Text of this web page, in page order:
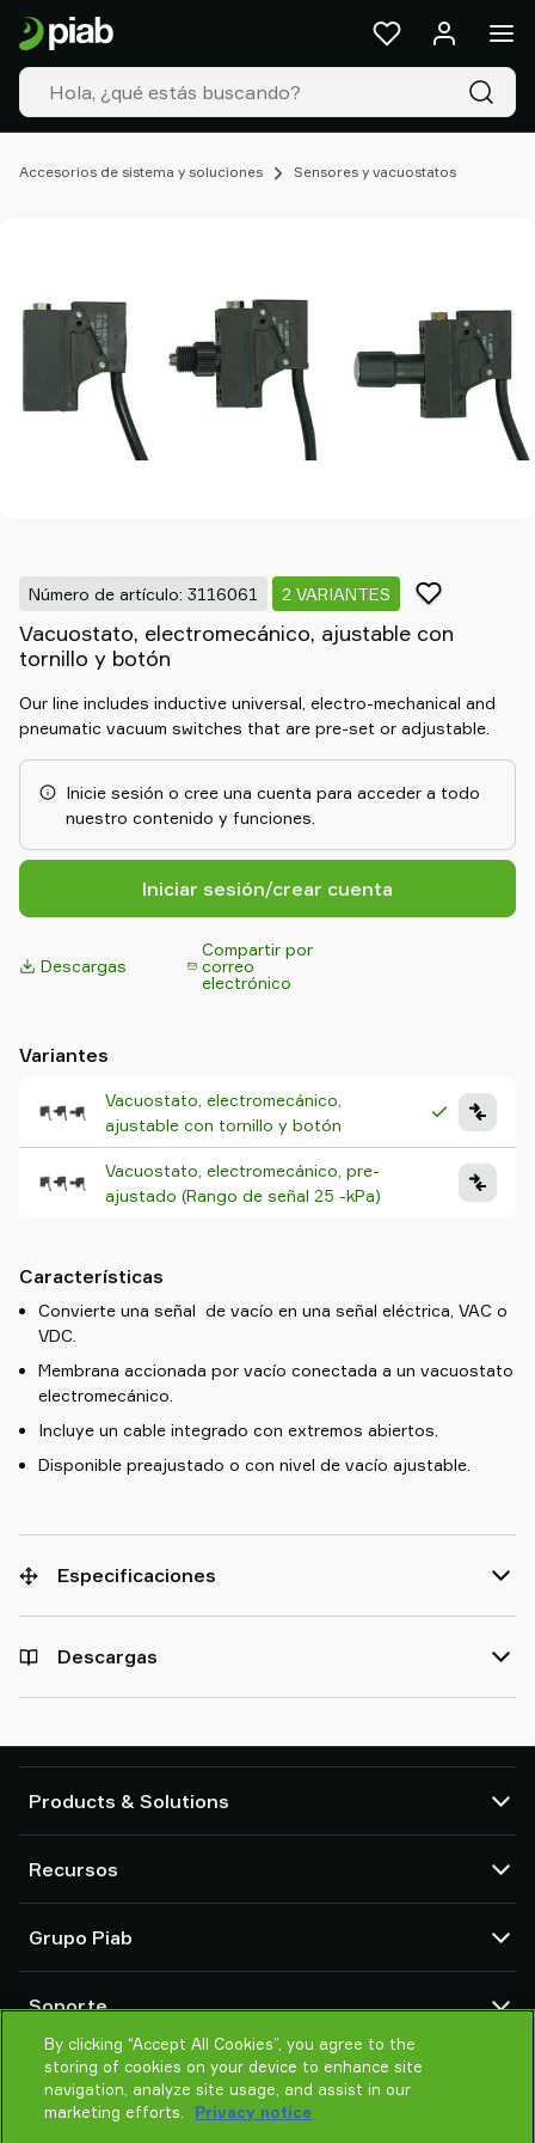
Accesorios de sistema y soluciones Sensores y vacuostatos
Número de artículo: 3116061 2 VARIANTES
Vacuostato, electromecánico, ajustable con
tornillo y botón
Our line includes inductive universal, electro-mechanical and
pneumatic vacuum switches that are pre-set or adjustable.
Inicie sesión o cree una cuenta para acceder a todo
nuestro contenido y funciones.
Iniciar sesión/crear cuenta
Descargas
Compartir por
correo
electrónico
Variantes
Vacuostato, electromecánico,
ajustable con tornillo y botón
Vacuostato, electromecánico, pre-
ajustado (Rango de señal 25 -kPa)
Características
Convierte una señal de vacío en una señal eléctrica, VAC o
VDC.
Membrana accionada por vacío conectada a un vacuostato
electromecánico.
Incluye un cable integrado con extremos abiertos.
Disponible preajustado o con nivel de vacío ajustable.
Especificaciones
Descargas
Products & Solutions
Ventosas y sistemas de agarre delicado
Componentes de herramientas de final de brazo (EOAT) para robots
Soluciones de agarre para robots y cobots
Transportadores por vacío para sólidos en polvo y a granel
Recursos
Configuradores de producto
Términos y condiciones de ventas
Política de Privacidad
Grupo Piab
Organización global
Código de conducta
Noticias
Soporte
Contacto
Encontrar un partner
Ayuda para elegir
Productos
&
Soluciones
Industrias
Nuestras
Piab
Contacte
con
By clicking “Accept All Cookies”, you agree to the
storing of cookies on your device to enhance site
navigation, analyze site usage, and assist in our
marketing efforts.
Privacy notice